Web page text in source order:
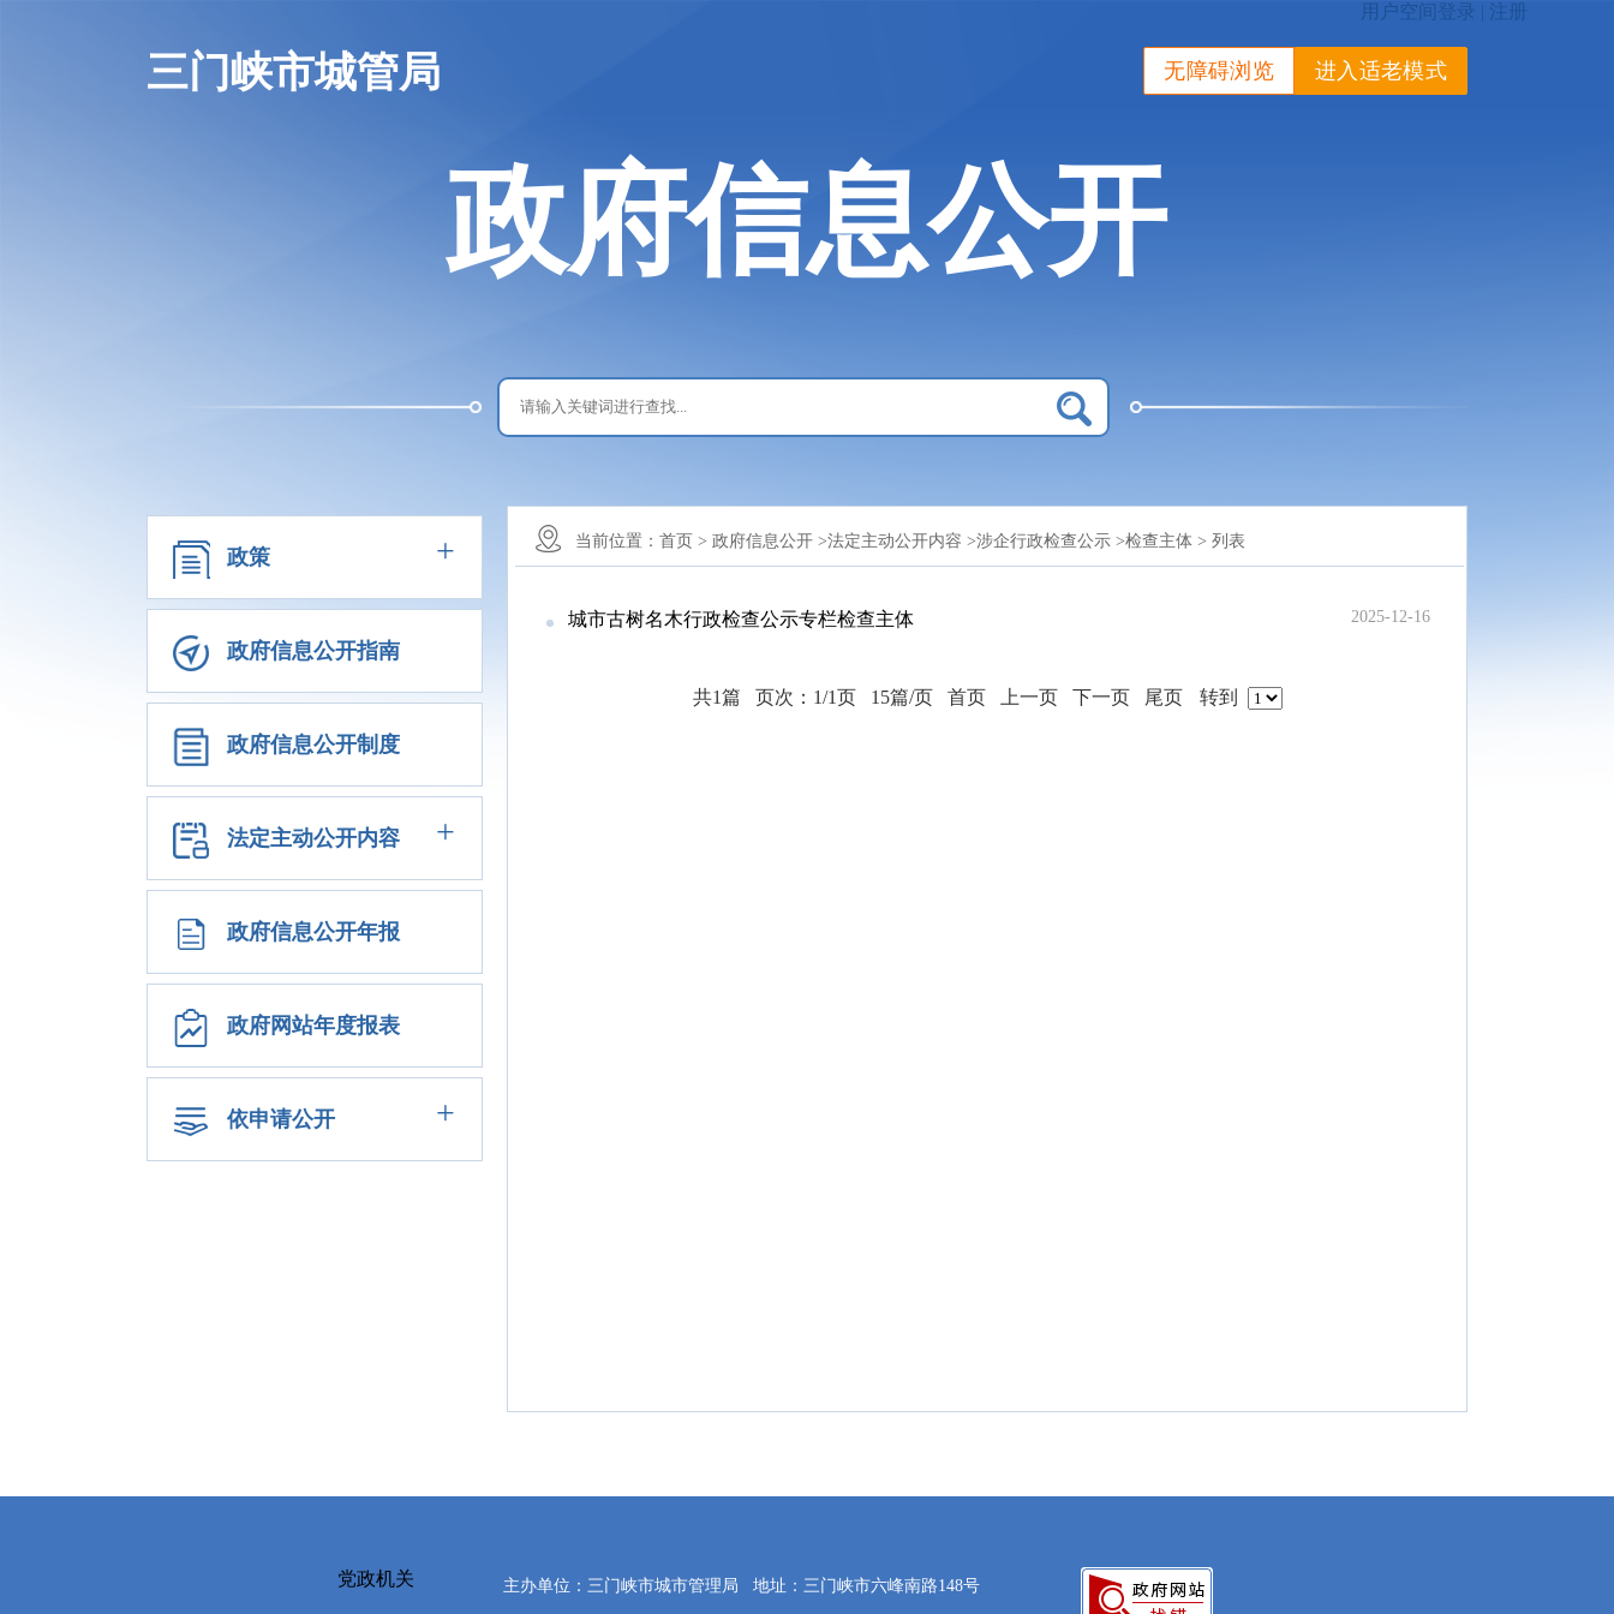
三门峡市城管局 无障碍浏览 进入适老模式
政府信息公开
政策 +
政府信息公开指南
政府信息公开制度
法定主动公开内容 +
政府信息公开年报
政府网站年度报表
依申请公开 +
当前位置： 首页 > 政府信息公开 >法定主动公开内容 >涉企行政检查公示 >检查主体 > 列表
城市古树名木行政检查公示专栏检查主体 2025-12-16
共1篇 页次：1/1页 15篇/页 首页 上一页 下一页 尾页 转到
党政机关 主办单位：三门峡市城市管理局 地址：三门峡市六峰南路148号